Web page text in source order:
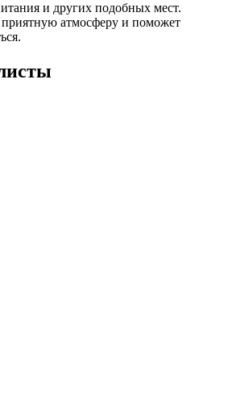
и других подобных мест.
приятную атмосферу и поможет